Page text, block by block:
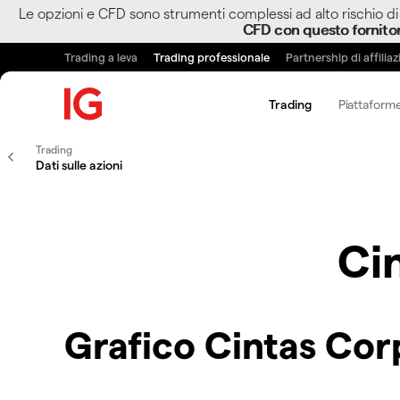
Le opzioni e CFD sono strumenti complessi ad alto rischio
CFD con questo
Trading a leva Trading professionale Partnership di
Trading
Trading
Dati sulle azioni
Grafico Cintas